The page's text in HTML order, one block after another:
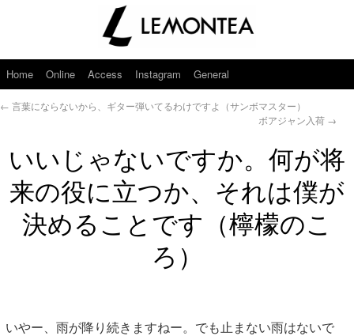
Home Online Access Instagram General
← 言葉にならないから、ギター弾いてるわけですよ（サンボマスター）
ボアジャン入荷 →
いいじゃないですか。何が将
来の役に立つか、それは僕が
決めることです（檸檬のこ
ろ）
いやー、雨が降り続きますねー。でも止まない雨はないで